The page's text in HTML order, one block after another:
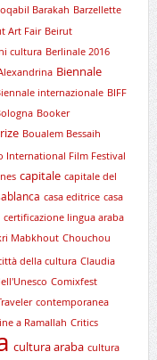
Barakah Barzellette
Art Fair Beirut
cultura Berlinale 2016
Biennale
internazionale BIFF
Booker
Boualem Bessaih
International Film Festival
capitale capitale del
casa editrice casa
certificazione lingua araba
Mabkhout Chouchou
della cultura Claudia
Comixfest
contemporanea
a Ramallah Critics
cultura araba cultura